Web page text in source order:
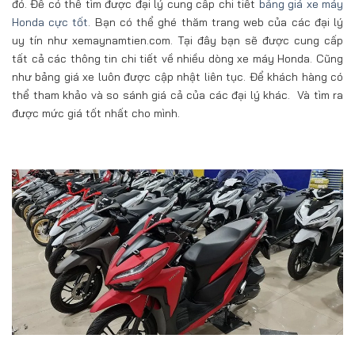
đó. Để có thể tìm được đại lý cung cấp chi tiết bảng giá xe máy
Honda cực tốt. Bạn có thể ghé thăm trang web của các đại lý
uy tín như xemaynamtien.com. Tại đây bạn sẽ được cung cấp
tất cả các thông tin chi tiết về nhiều dòng xe máy Honda. Cũng
như bảng giá xe luôn được cập nhật liên tục. Để khách hàng có
thể tham khảo và so sánh giá cả của các đại lý khác. Và tìm ra
được mức giá tốt nhất cho mình.